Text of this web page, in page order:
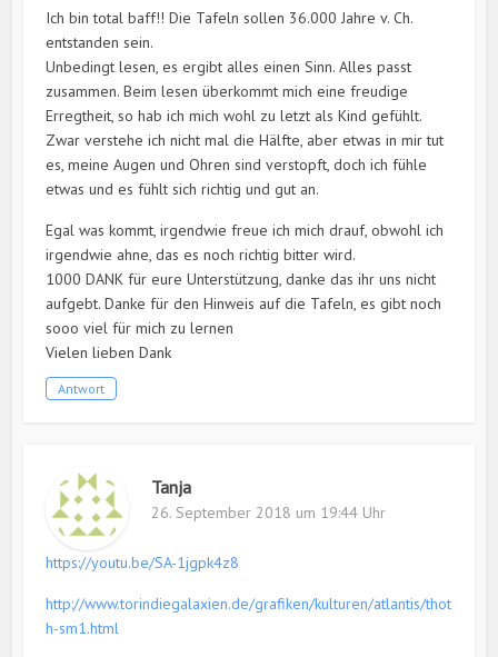
Ich bin total baff!! Die Tafeln sollen 36.000 Jahre v. Ch.
entstanden sein.
Unbedingt lesen, es ergibt alles einen Sinn. Alles passt
zusammen. Beim lesen überkommt mich eine freudige
Erregtheit, so hab ich mich wohl zu letzt als Kind gefühlt.
Zwar verstehe ich nicht mal die Hälfte, aber etwas in mir tut
es, meine Augen und Ohren sind verstopft, doch ich fühle
etwas und es fühlt sich richtig und gut an.
Egal was kommt, irgendwie freue ich mich drauf, obwohl ich
irgendwie ahne, das es noch richtig bitter wird.
1000 DANK für eure Unterstützung, danke das ihr uns nicht
aufgebt. Danke für den Hinweis auf die Tafeln, es gibt noch
sooo viel für mich zu lernen
Vielen lieben Dank
Antwort
Tanja
26. September 2018 um 19:44 Uhr
https://youtu.be/SA-1jgpk4z8
http://www.torindiegalaxien.de/grafiken/kulturen/atlantis/thot
h-sm1.html